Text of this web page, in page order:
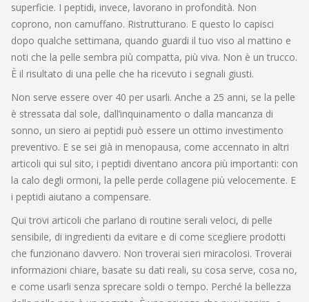
superficie. I peptidi, invece, lavorano in profondità. Non
coprono, non camuffano. Ristrutturano. E questo lo capisci
dopo qualche settimana, quando guardi il tuo viso al mattino e
noti che la pelle sembra più compatta, più viva. Non è un trucco.
È il risultato di una pelle che ha ricevuto i segnali giusti.
Non serve essere over 40 per usarli. Anche a 25 anni, se la pelle
è stressata dal sole, dall’inquinamento o dalla mancanza di
sonno, un siero ai peptidi può essere un ottimo investimento
preventivo. E se sei già in menopausa, come accennato in altri
articoli qui sul sito, i peptidi diventano ancora più importanti: con
la calo degli ormoni, la pelle perde collagene più velocemente. E
i peptidi aiutano a compensare.
Qui trovi articoli che parlano di routine serali veloci, di pelle
sensibile, di ingredienti da evitare e di come scegliere prodotti
che funzionano davvero. Non troverai sieri miracolosi. Troverai
informazioni chiare, basate su dati reali, su cosa serve, cosa no,
e come usarli senza sprecare soldi o tempo. Perché la bellezza